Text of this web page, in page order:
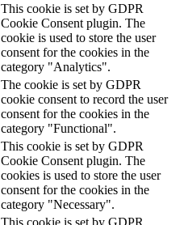
This cookie is set by GDPR
Cookie Consent plugin. The
cookie is used to store the user
consent for the cookies in the
category "Analytics".
The cookie is set by GDPR
cookie consent to record the user
consent for the cookies in the
category "Functional".
This cookie is set by GDPR
Cookie Consent plugin. The
cookies is used to store the user
consent for the cookies in the
category "Necessary".
This cookie is set by GDPR